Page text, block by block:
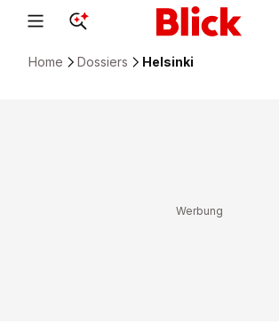
Home Dossiers Helsinki